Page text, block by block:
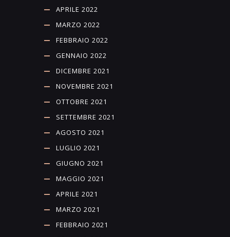
APRILE 2022
MARZO 2022
FEBBRAIO 2022
GENNAIO 2022
DICEMBRE 2021
NOVEMBRE 2021
OTTOBRE 2021
SETTEMBRE 2021
AGOSTO 2021
LUGLIO 2021
GIUGNO 2021
MAGGIO 2021
APRILE 2021
MARZO 2021
FEBBRAIO 2021